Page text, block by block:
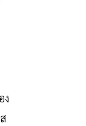
ง